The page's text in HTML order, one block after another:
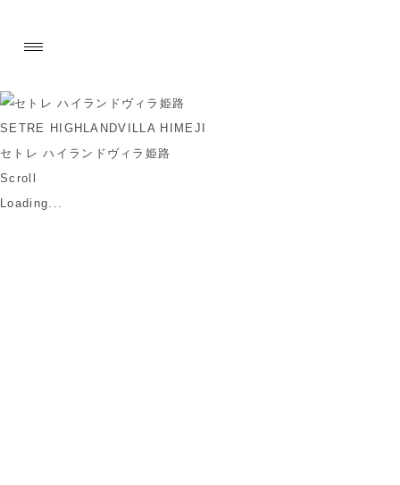
SETRE HIGHLANDVILLA HIMEJI
セトレ ハイランドヴィラ姫路
Scroll
Loading...